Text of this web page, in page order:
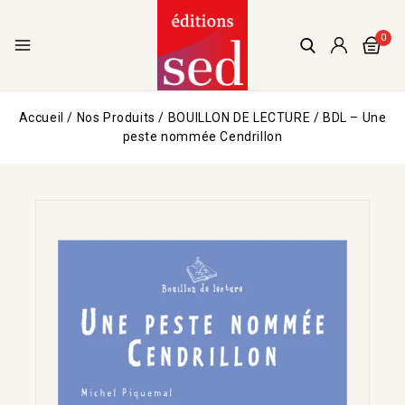
0
Accueil / Nos Produits / BOUILLON DE LECTURE / BDL – Une
peste nommée Cendrillon